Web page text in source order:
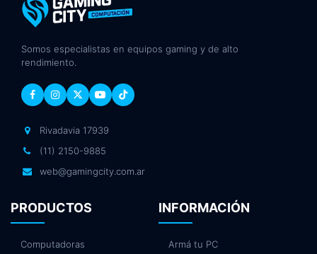
Somos especialistas en equipos gaming y de alto
rendimiento.
Rivadavia 17939
(11) 2150-9885
web@gamingcity.com.ar
PRODUCTOS
Computadoras
INFORMACIÓN
Armá tu PC